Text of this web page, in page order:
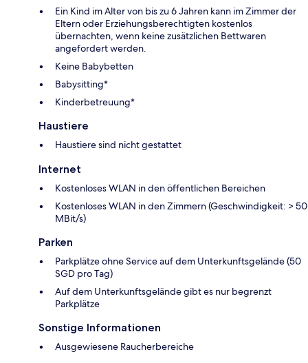
Ein Kind im Alter von bis zu 6 Jahren kann im Zimmer der
Eltern oder Erziehungsberechtigten kostenlos
übernachten, wenn keine zusätzlichen Bettwaren
angefordert werden.
Keine Babybetten
Babysitting*
Kinderbetreuung*
Haustiere
Haustiere sind nicht gestattet
Internet
Kostenloses WLAN in den öffentlichen Bereichen
Kostenloses WLAN in den Zimmern (Geschwindigkeit: > 50
MBit/s)
Parken
Parkplätze ohne Service auf dem Unterkunftsgelände (50
SGD pro Tag)
Auf dem Unterkunftsgelände gibt es nur begrenzt
Parkplätze
Sonstige Informationen
Ausgewiesene Raucherbereiche